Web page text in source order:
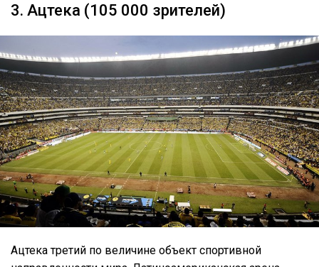
3. Ацтека (105 000 зрителей)
Ацтека третий по величине объект спортивной